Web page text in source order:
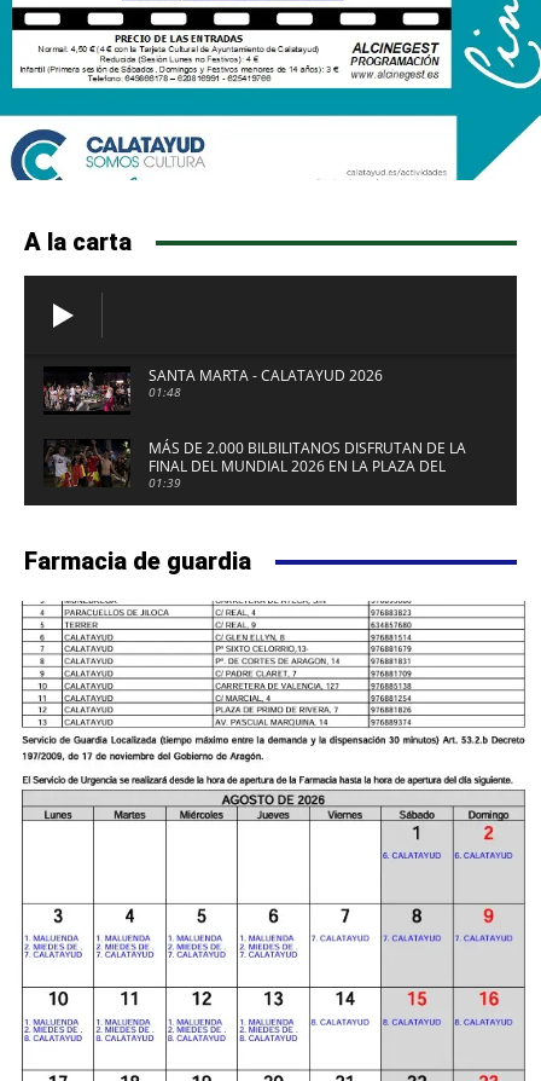
A la carta
SANTA MARTA - CALATAYUD 2026
01:48
MÁS DE 2.000 BILBILITANOS DISFRUTAN DE LA
FINAL DEL MUNDIAL 2026 EN LA PLAZA DEL
FUERTE DE CALATAYUD
01:39
Farmacia de guardia